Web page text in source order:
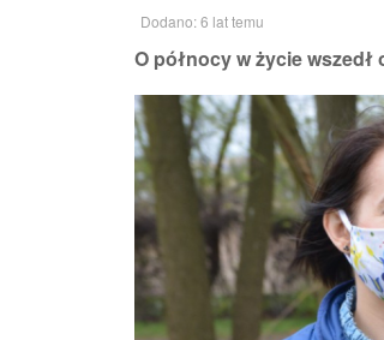
Dodano: 6 lat temu
O północy w życie